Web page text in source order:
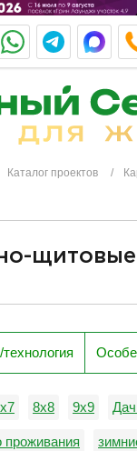
Каталог проектов
8х8 9х9
проживания